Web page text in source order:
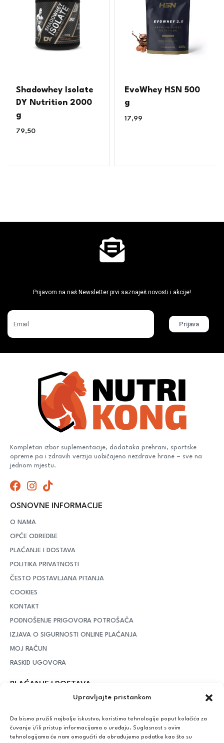
Upravljajte pristankom
Da bismo pružili najbolje iskustvo, koristimo tehnologije poput kolačića za
čuvanje i/ili pristup informacijama o uređaju. Suglasnost s ovim
tehnologijama će nam omogućiti da obrađujemo podatke kao što su
Shadowhey Isolate
DY Nutrition 2000
g
79,50
EvoWhey HSN 500
g
17,99
Prijavom na naš Newsletter prvi saznaješ novosti i akcije!
Prijava
Kompletan izbor suplementacije, dodataka prehrani, sportske
opreme pa i zdravih verzija uobičajeno nezdrave hrane – sve na
jednom mjestu.
OSNOVNE INFORMACIJE
O NAMA
OPĆE ODREDBE
PLAĆANJE I DOSTAVA
POLITIKA PRIVATNOSTI
ČESTO POSTAVLJANA PITANJA
COOKIES
KONTAKT
PODNOŠENJE PRIGOVORA POTROŠAČA
IZJAVA O SIGURNOSTI ONLINE PLAĆANJA
MOJ RAČUN
RASKID UGOVORA
PLAĆANJE I DOSTAVA
– iznad potrošenih 55 eura dostava je